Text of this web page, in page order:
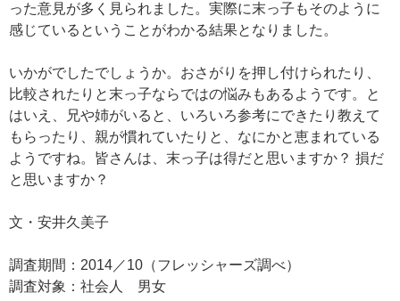
った意見が多く見られました。実際に末っ子もそのように
感じているということがわかる結果となりました。
いかがでしたでしょうか。おさがりを押し付けられたり、
比較されたりと末っ子ならではの悩みもあるようです。と
はいえ、兄や姉がいると、いろいろ参考にできたり教えて
もらったり、親が慣れていたりと、なにかと恵まれている
ようですね。皆さんは、末っ子は得だと思いますか？ 損だ
と思いますか？
文・安井久美子
調査期間：2014／10（フレッシャーズ調べ）
調査対象：社会人 男女